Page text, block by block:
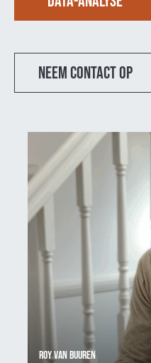
Neem contact op
Roy van Buuren